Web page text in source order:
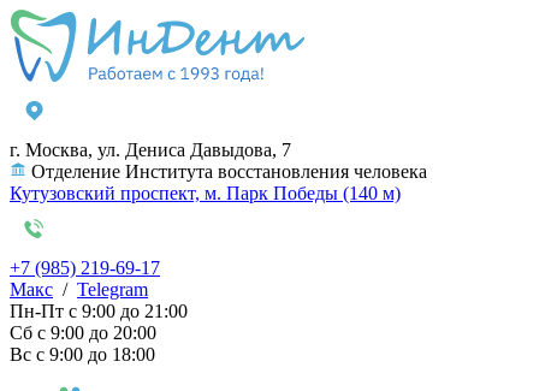
г. Москва, ул. Дениса Давыдова, 7
Отделение Института восстановления человека
Кутузовский проспект, м. Парк Победы (140 м)
+7 (985) 219-69-17
Макс / Telegram
Пн-Пт с 9:00 до 21:00
Сб с 9:00 до 20:00
Вс с 9:00 до 18:00